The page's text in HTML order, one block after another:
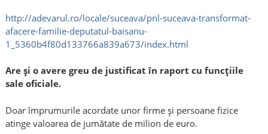
http://adevarul.ro/locale/suceava/pnl-suceava-transformat-
afacere-familie-deputatul-baisanu-
1_5360b4f80d133766a839a673/index.html
Are şi o avere greu de justificat în raport cu funcţiile
sale oficiale.
Doar împrumurile acordate unor firme și persoane fizice
atinge valoarea de jumătate de milion de euro.